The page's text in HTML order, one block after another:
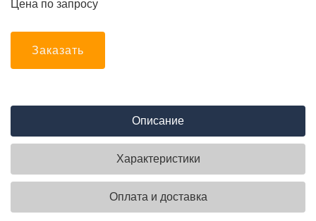
Цена по запросу
Заказать
Описание
Характеристики
Оплата и доставка